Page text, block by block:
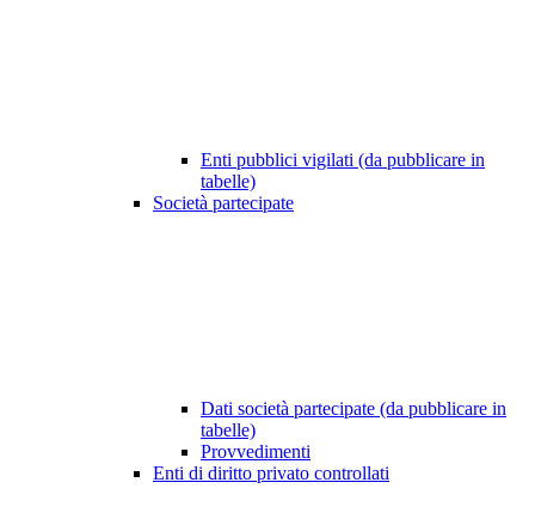
Enti pubblici vigilati (da pubblicare in
tabelle)
Società partecipate
Dati società partecipate (da pubblicare in
tabelle)
Provvedimenti
Enti di diritto privato controllati